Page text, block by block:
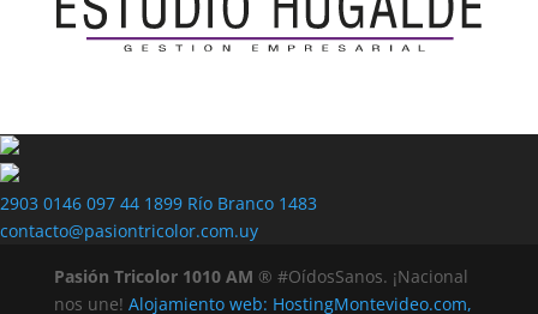
2903 0146 097 44 1899 Río Branco 1483
contacto@pasiontricolor.com.uy
Pasión Tricolor 1010 AM ® #OídosSanos. ¡Nacional
nos une! Alojamiento web: HostingMontevideo.com,